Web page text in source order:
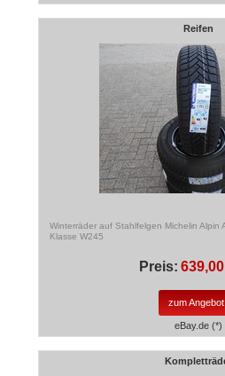
Reifen
Winterräder auf Stahlfelgen Michelin Alpin
Klasse W245
Preis:
zum Angebot
eBay.de (*)